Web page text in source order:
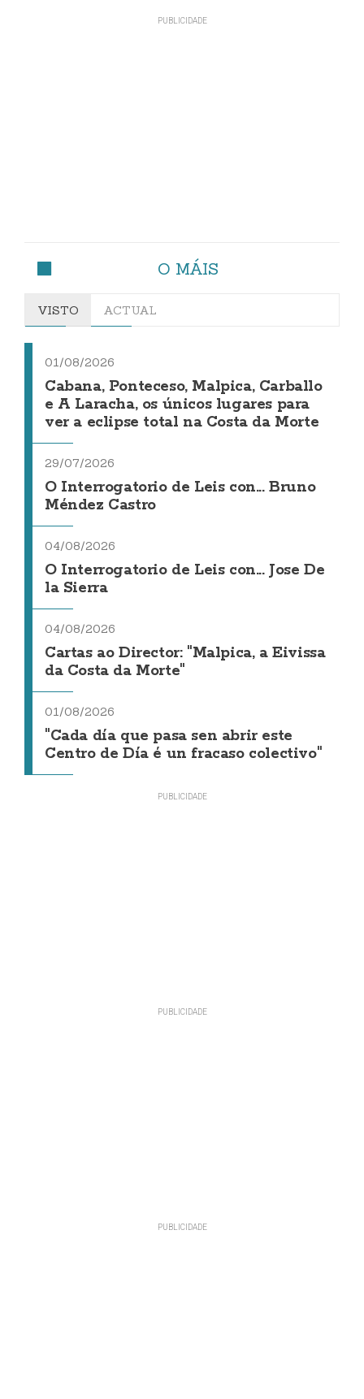
O MÁIS
VISTO ACTUAL
01/08/2026
Cabana, Ponteceso, Malpica, Carballo
e A Laracha, os únicos lugares para
ver a eclipse total na Costa da Morte
29/07/2026
O Interrogatorio de Leis con... Bruno
Méndez Castro
04/08/2026
O Interrogatorio de Leis con... Jose De
la Sierra
04/08/2026
Cartas ao Director: "Malpica, a Eivissa
da Costa da Morte"
01/08/2026
"Cada día que pasa sen abrir este
Centro de Día é un fracaso colectivo"